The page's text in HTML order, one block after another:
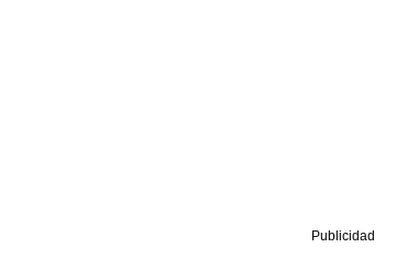
Publicidad